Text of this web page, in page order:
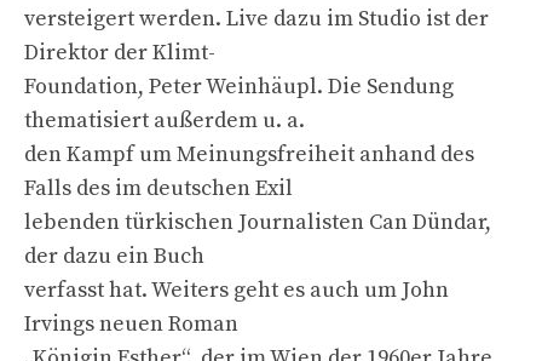
versteigert werden. Live dazu im Studio ist der
Direktor der Klimt-
Foundation, Peter Weinhäupl. Die Sendung
thematisiert außerdem u. a.
den Kampf um Meinungsfreiheit anhand des
Falls des im deutschen Exil
lebenden türkischen Journalisten Can Dündar,
der dazu ein Buch
verfasst hat. Weiters geht es auch um John
Irvings neuen Roman